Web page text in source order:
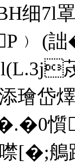
细
(詘�
荗
添璯
懫
[�;